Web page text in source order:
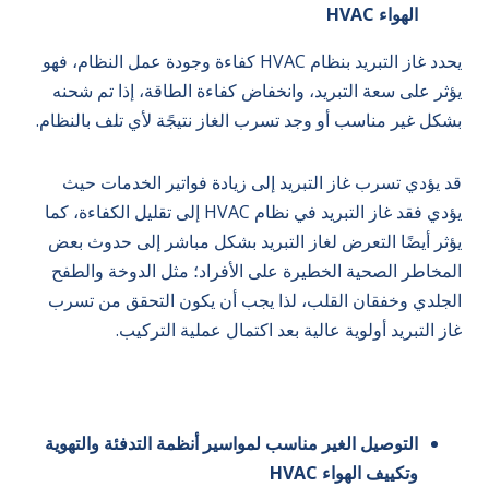
الهواء HVAC
يحدد غاز التبريد بنظام HVAC كفاءة وجودة عمل النظام، فهو
يؤثر على سعة التبريد، وانخفاض كفاءة الطاقة، إذا تم شحنه
بشكل غير مناسب أو وجد تسرب الغاز نتيجًة لأي تلف بالنظام.
قد يؤدي تسرب غاز التبريد إلى زيادة فواتير الخدمات حيث
يؤدي فقد غاز التبريد في نظام HVAC إلى تقليل الكفاءة، كما
يؤثر أيضًا التعرض لغاز التبريد بشكل مباشر إلى حدوث بعض
المخاطر الصحية الخطيرة على الأفراد؛ مثل الدوخة والطفح
الجلدي وخفقان القلب، لذا يجب أن يكون التحقق من تسرب
غاز التبريد أولوية عالية بعد اكتمال عملية التركيب.
التوصيل الغير مناسب لمواسير أنظمة التدفئة والتهوية
وتكييف الهواء HVAC